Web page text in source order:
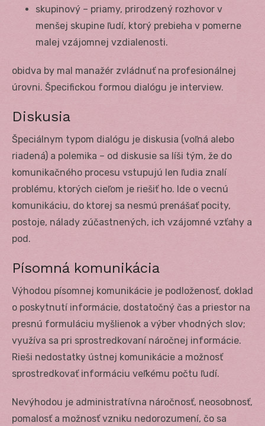
skupinový – priamy, prirodzený rozhovor v
menšej skupine ľudí, ktorý prebieha v pomerne
malej vzájomnej vzdialenosti.
obidva by mal manažér zvládnuť na profesionálnej
úrovni. Špecifickou formou dialógu je interview.
Diskusia
Špeciálnym typom dialógu je diskusia (voľná alebo
riadená) a polemika – od diskusie sa líši tým, že do
komunikačného procesu vstupujú len ľudia znalí
problému, ktorých cieľom je riešiť ho. Ide o vecnú
komunikáciu, do ktorej sa nesmú prenášať pocity,
postoje, nálady zúčastnených, ich vzájomné vzťahy a
pod.
Písomná komunikácia
Výhodou písomnej komunikácie je podloženosť, doklad
o poskytnutí informácie, dostatočný čas a priestor na
presnú formuláciu myšlienok a výber vhodných slov;
využíva sa pri sprostredkovaní náročnej informácie.
Rieši nedostatky ústnej komunikácie a možnosť
sprostredkovať informáciu veľkému počtu ľudí.
Nevýhodou je administratívna náročnosť, neosobnosť,
pomalosť a možnosť vzniku nedorozumení, čo sa